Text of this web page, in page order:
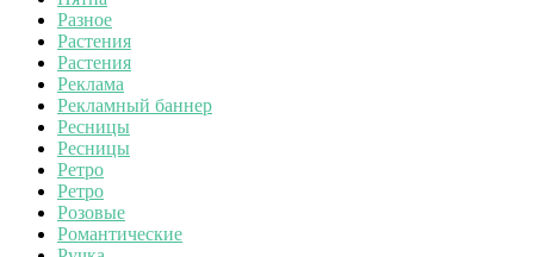
Разное
Растения
Растения
Реклама
Рекламный баннер
Ресницы
Ресницы
Ретро
Ретро
Розовые
Романтические